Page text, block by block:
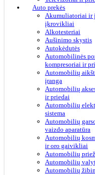
Auto prekės
Akumuliatoriai ir
įkrovikliai
Alkotesteriai
Aušinimo skystis
Autokėdutės
Automobilinės
kompresoriai ir
Automobilių
įranga
Automobilių
ir priedai
Automobilių
sistema
Automobilių
vaizdo aparatūra
Automobilių
ir oro gaivikliai
Automobilių
Automobilių
Automobilių